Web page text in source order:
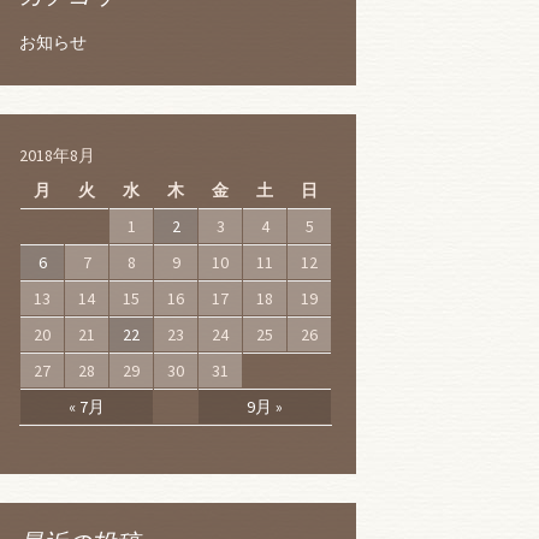
お知らせ
2018年8月
月
火 水 木 金 土 日
« 7月 9月 »
1 2 3 4
5
6
7 8 9 10 11
12
13
14 15 16 17 18
19
20
21 22 23 24 25
26
27
28 29 30 31